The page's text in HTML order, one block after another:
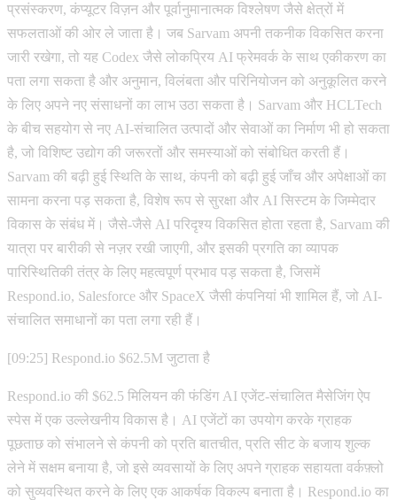
प्रसंस्करण, कंप्यूटर विज़न और पूर्वानुमानात्मक विश्लेषण जैसे क्षेत्रों में
सफलताओं की ओर ले जाता है। जब Sarvam अपनी तकनीक विकसित करना
जारी रखेगा, तो यह Codex जैसे लोकप्रिय AI फ्रेमवर्क के साथ एकीकरण का
पता लगा सकता है और अनुमान, विलंबता और परिनियोजन को अनुकूलित करने
के लिए अपने नए संसाधनों का लाभ उठा सकता है। Sarvam और HCLTech
के बीच सहयोग से नए AI-संचालित उत्पादों और सेवाओं का निर्माण भी हो सकता
है, जो विशिष्ट उद्योग की जरूरतों और समस्याओं को संबोधित करती हैं।
Sarvam की बढ़ी हुई स्थिति के साथ, कंपनी को बढ़ी हुई जाँच और अपेक्षाओं का
सामना करना पड़ सकता है, विशेष रूप से सुरक्षा और AI सिस्टम के जिम्मेदार
विकास के संबंध में। जैसे-जैसे AI परिदृश्य विकसित होता रहता है, Sarvam की
यात्रा पर बारीकी से नज़र रखी जाएगी, और इसकी प्रगति का व्यापक
पारिस्थितिकी तंत्र के लिए महत्वपूर्ण प्रभाव पड़ सकता है, जिसमें
Respond.io, Salesforce और SpaceX जैसी कंपनियां भी शामिल हैं, जो AI-
संचालित समाधानों का पता लगा रही हैं।
[09:25] Respond.io $62.5M जुटाता है
Respond.io की $62.5 मिलियन की फंडिंग AI एजेंट-संचालित मैसेजिंग ऐप
स्पेस में एक उल्लेखनीय विकास है। AI एजेंटों का उपयोग करके ग्राहक
पूछताछ को संभालने से कंपनी को प्रति बातचीत, प्रति सीट के बजाय शुल्क
लेने में सक्षम बनाया है, जो इसे व्यवसायों के लिए अपने ग्राहक सहायता वर्कफ़्लो
को सुव्यवस्थित करने के लिए एक आकर्षक विकल्प बनाता है। Respond.io का